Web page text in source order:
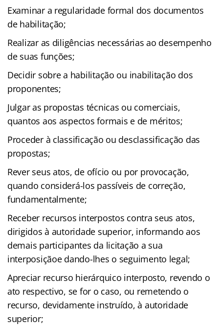
Examinar a regularidade formal dos documentos
de habilitação;
Realizar as diligências necessárias ao desempenho
de suas funções;
Decidir sobre a habilitação ou inabilitação dos
proponentes;
Julgar as propostas técnicas ou comerciais,
quantos aos aspectos formais e de méritos;
Proceder à classificação ou desclassificação das
propostas;
Rever seus atos, de ofício ou por provocação,
quando considerá-los passíveis de correção,
fundamentalmente;
Receber recursos interpostos contra seus atos,
dirigidos à autoridade superior, informando aos
demais participantes da licitação a sua
interposiçãoe dando-lhes o seguimento legal;
Apreciar recurso hierárquico interposto, revendo o
ato respectivo, se for o caso, ou remetendo o
recurso, devidamente instruído, à autoridade
superior;